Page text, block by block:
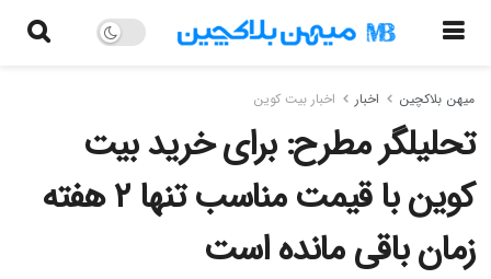
میهن بلاکچین اخبار اخبار بیت کوین
تحلیلگر مطرح: برای خرید بیت
کوین با قیمت مناسب تنها ۲ هفته
زمان باقی مانده است